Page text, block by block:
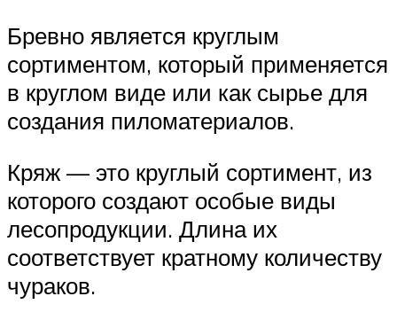
Бревно является круглым
сортиментом, который применяется
в круглом виде или как сырье для
создания пиломатериалов.
Кряж — это круглый сортимент, из
которого создают особые виды
лесопродукции. Длина их
соответствует кратному количеству
чураков.